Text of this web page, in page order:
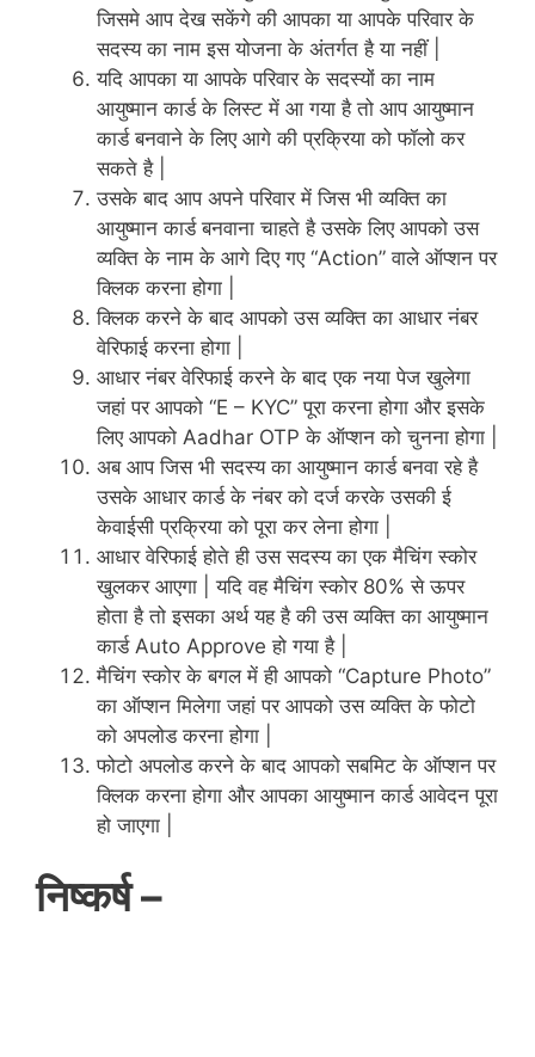
जिसमे आप देख सकेंगे की आपका या आपके परिवार के
सदस्य का नाम इस योजना के अंतर्गत है या नहीं |
यदि आपका या आपके परिवार के सदस्यों का नाम
आयुष्मान कार्ड के लिस्ट में आ गया है तो आप आयुष्मान
कार्ड बनवाने के लिए आगे की प्रक्रिया को फॉलो कर
सकते है |
उसके बाद आप अपने परिवार में जिस भी व्यक्ति का
आयुष्मान कार्ड बनवाना चाहते है उसके लिए आपको उस
व्यक्ति के नाम के आगे दिए गए “Action” वाले ऑप्शन पर
क्लिक करना होगा |
क्लिक करने के बाद आपको उस व्यक्ति का आधार नंबर
वेरिफाई करना होगा |
आधार नंबर वेरिफाई करने के बाद एक नया पेज खुलेगा
जहां पर आपको “E – KYC” पूरा करना होगा और इसके
लिए आपको Aadhar OTP के ऑप्शन को चुनना होगा |
अब आप जिस भी सदस्य का आयुष्मान कार्ड बनवा रहे है
उसके आधार कार्ड के नंबर को दर्ज करके उसकी ई
केवाईसी प्रक्रिया को पूरा कर लेना होगा |
आधार वेरिफाई होते ही उस सदस्य का एक मैचिंग स्कोर
खुलकर आएगा | यदि वह मैचिंग स्कोर 80% से ऊपर
होता है तो इसका अर्थ यह है की उस व्यक्ति का आयुष्मान
कार्ड Auto Approve हो गया है |
मैचिंग स्कोर के बगल में ही आपको “Capture Photo”
का ऑप्शन मिलेगा जहां पर आपको उस व्यक्ति के फोटो
को अपलोड करना होगा |
फोटो अपलोड करने के बाद आपको सबमिट के ऑप्शन पर
क्लिक करना होगा और आपका आयुष्मान कार्ड आवेदन पूरा
हो जाएगा |
निष्कर्ष –